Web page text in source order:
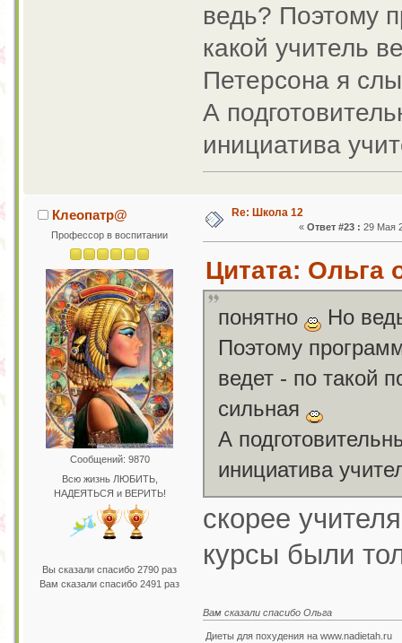
ведь? Поэтому
какой учитель
Петерсона я
А
инициатива
Клеопатр@
Профессор в воспитании
Сообщений: 9870
Всю жизнь ЛЮБИТЬ,
НАДЕЯТЬСЯ и ВЕРИТЬ!
Вы сказали спасибо 2790 раз
Вам сказали спасибо 2491 раз
Re: Школа 12
«Ответ #23 : 29 Мая
Цитата: Ольга
понятно
Но
Поэтому
ведет - по такой
сильная
А
инициатива
скорее
курсы были
Вам сказали спасибо Ольга
Диеты для похудения на www.nadietah.ru